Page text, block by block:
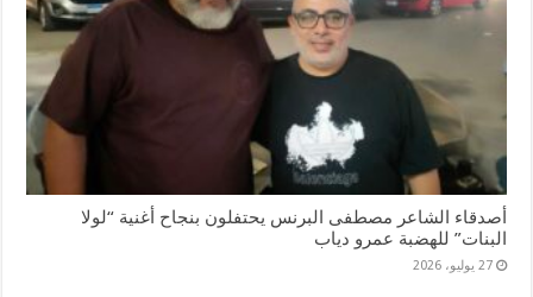
أصدقاء الشاعر مصطفى البرنس يحتفلون بنجاح أغنية “لولا
البنات” للهضبة عمرو دياب
27 يوليو، 2026